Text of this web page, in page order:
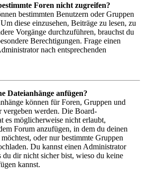
Foren nicht zugreifen?
bestimmten Benutzern oder Gruppen
diese einzusehen, Beiträge zu lesen, zu
Vorgänge durchzuführen, brauchst du
Berechtigungen. Frage einen
nach entsprechenden
Dateianhänge anfügen?
können für Foren, Gruppen und
vergeben werden. Die Board-
es möglicherweise nicht erlaubt,
Forum anzufügen, in dem du deinen
oder nur bestimmte Gruppen
Du kannst einen Administrator
du dir nicht sicher bist, wieso du keine
kannst.